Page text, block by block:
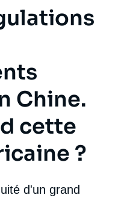
Chine.
cette
?
d'un grand